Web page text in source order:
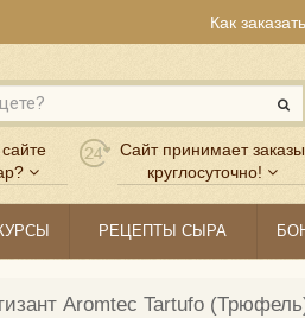
Как заказать
Сайт принимает заказы
круглосуточно!
РЕЦЕПТЫ СЫРА
Aromtec Tartufo